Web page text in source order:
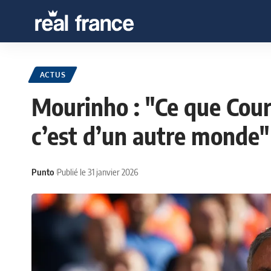
ACTUS
Mourinho : "Ce que
c’est d’un autre monde"
Punto Publié le 31 janvier 2026